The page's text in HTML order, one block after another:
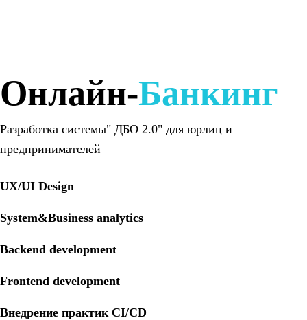
Онлайн-Банкинг
Разработка системы" ДБО 2.0" для юрлиц и
предпринимателей
UX/UI Design
System&Business analytics
Backend development
Frontend development
Внедрение практик CI/CD